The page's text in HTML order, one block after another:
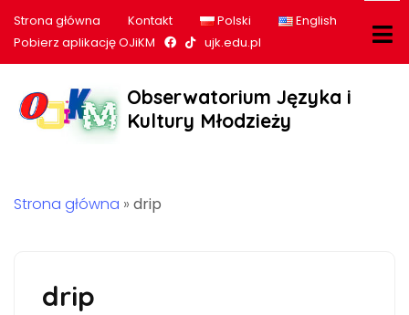
Strona główna Kontakt Polski
English
Pobierz aplikację OJiKM
Nasz profil na Facebook
Nasz profil na tiktok
ujk.edu.pl
Obserwatorium Języka i
Kultury Młodzieży
Strona główna » drip
drip